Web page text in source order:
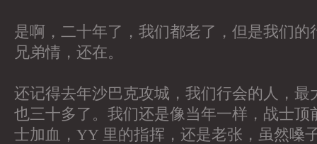
是啊，二十年了，我们都老了，但是我们的
兄弟情，还在。
还记得去年沙巴克攻城，我们行会的人，最
也三十多了。我们还是像当年一样，战士顶
士加血，YY 里的指挥，还是老张，虽然嗓